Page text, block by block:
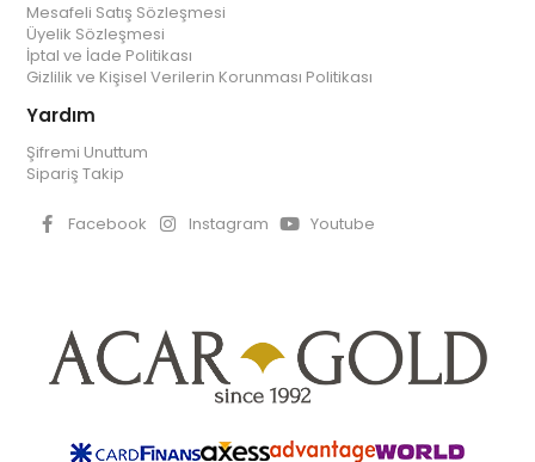
Mesafeli Satış Sözleşmesi
Üyelik Sözleşmesi
İptal ve İade Politikası
Gizlilik ve Kişisel Verilerin Korunması Politikası
Yardım
Şifremi Unuttum
Sipariş Takip
Facebook Instagram Youtube